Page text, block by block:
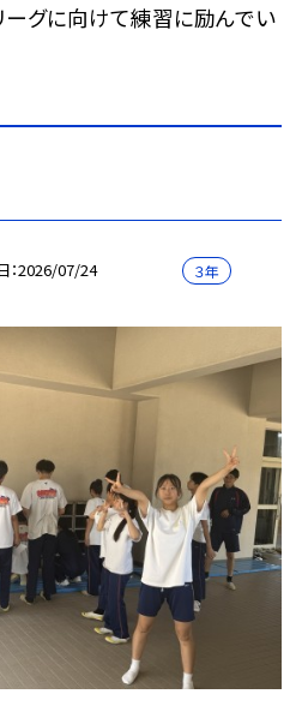
ーグに向けて練習に励んでい
2026/07/24 ３年